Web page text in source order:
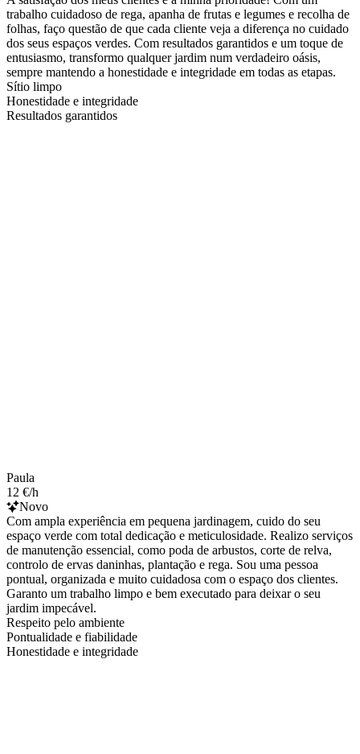
trabalho cuidadoso de rega, apanha de frutas e legumes e recolha de
folhas, faço questão de que cada cliente veja a diferença no cuidado
dos seus espaços verdes. Com resultados garantidos e um toque de
entusiasmo, transformo qualquer jardim num verdadeiro oásis,
sempre mantendo a honestidade e integridade em todas as etapas.
Sítio limpo
Honestidade e integridade
Resultados garantidos
Paula
12 €/h
Novo
Com ampla experiência em pequena jardinagem, cuido do seu
espaço verde com total dedicação e meticulosidade. Realizo serviços
de manutenção essencial, como poda de arbustos, corte de relva,
controlo de ervas daninhas, plantação e rega. Sou uma pessoa
pontual, organizada e muito cuidadosa com o espaço dos clientes.
Garanto um trabalho limpo e bem executado para deixar o seu
jardim impecável.
Respeito pelo ambiente
Pontualidade e fiabilidade
Honestidade e integridade